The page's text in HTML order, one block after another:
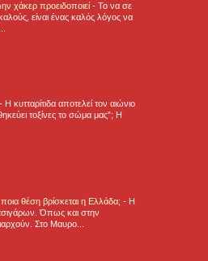
χάκερ προειδοποιεί- Το να σε
είναι ένας καλός λόγος να
- H κυτταρίτιδα αποτελεί τον αιώνιο
τοξίνες το σώμα μας”; Η
θέση βρίσκεται η Ελλάδα; - Η
Όπως και στην
Στο Μαυρο...